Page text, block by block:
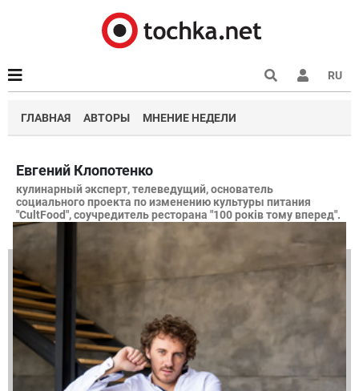
RU
ГЛАВНАЯ АВТОРЫ МНЕНИЕ НЕДЕЛИ
Евгений Клопотенко
кулинарный эксперт, телеведущий, основатель
социального проекта по изменению культуры питания
"CultFood", соучредитель ресторана "100 років тому вперед".